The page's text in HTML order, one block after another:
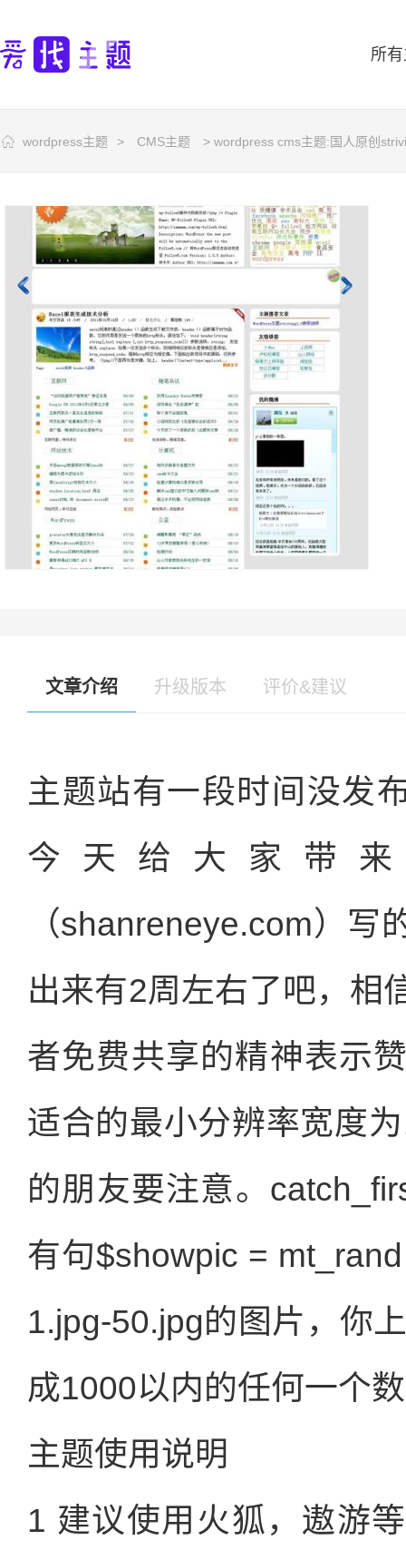
所
wordpress主题 > CMS主题 > wordpress cms主题:国人原创
文章介绍 升级版本 评价&建议
主题站有一段时间没发
今天给大家带
（shanreneye.com）写
出来有2周左右了吧，相
者免费共享的精神表示
适合的最小分辨率宽度
的朋友要注意。
有句$showpic =
1.jpg-50.jpg的图片，你
成1000以内的任何一个
主题使用说明
1 建议使用火狐，遨游